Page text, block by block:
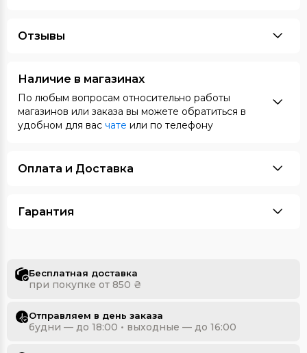
Отзывы
Наличие в магазинах
По любым вопросам относительно работы
магазинов или заказа вы можете обратиться в
удобном для вас чате или по телефону
Оплата и Доставка
Гарантия
Бесплатная доставка
при покупке от 850 ₴
Отправляем в день заказа
будни — до 18:00 • выходные — до 16:00